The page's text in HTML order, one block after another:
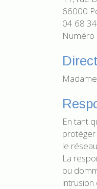
66000
04 68
Numéro
En tant
le
La
ou